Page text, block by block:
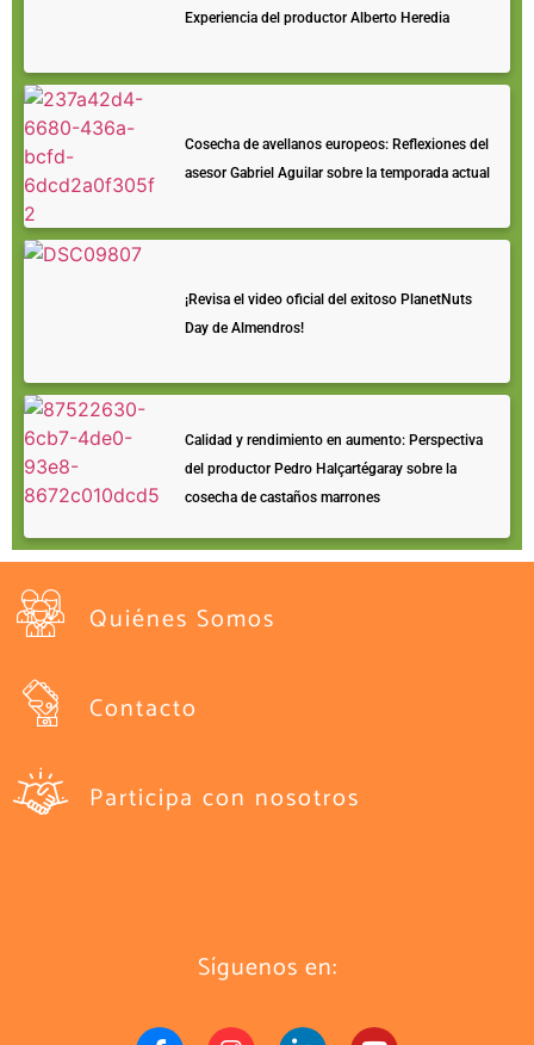
Experiencia del productor Alberto Heredia
Cosecha de avellanos europeos: Reflexiones del
asesor Gabriel Aguilar sobre la temporada actual
¡Revisa el video oficial del exitoso PlanetNuts
Day de Almendros!
Calidad y rendimiento en aumento: Perspectiva
del productor Pedro Halçartégaray sobre la
cosecha de castaños marrones
Quiénes Somos
Contacto
Participa con nosotros
Síguenos en: